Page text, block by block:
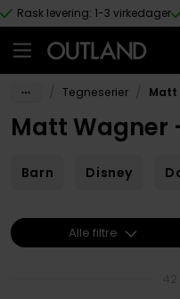
Hopp til hovedinnhold
Rask levering: 1-3 virkedager
Tegneserier Matt
Matt Wagner
Barn Disney
Alle filtre